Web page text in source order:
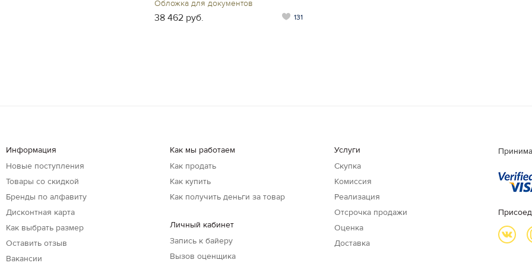
Обложка для документов
38 462 руб. 131
Информация
Новые поступления
Товары со скидкой
Бренды по алфавиту
Дисконтная карта
Как выбрать размер
Оставить отзыв
Вакансии
Как мы работаем
Как продать
Как купить
Как получить деньги за товар
Личный кабинет
Запись к байеру
Вызов оценщика
Услуги
Скупка
Комиссия
Реализация
Отсрочка продажи
Оценка
Доставка